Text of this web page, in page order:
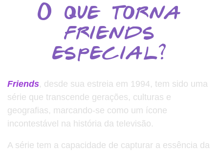
O que torna
friends
especial?
Friends, desde sua estreia em 1994, tem sido uma
série que transcende gerações, culturas e
geografias, marcando-se como um ícone
incontestável na história da televisão.
A série tem a capacidade de capturar a essência da